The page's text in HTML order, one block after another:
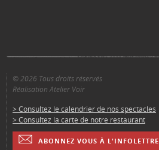
© 2026 Tous droits réservés
Réalisation Atelier Voir
> Consultez le calendrier de nos spectacles
> Consultez la carte de notre restaurant
ABONNEZ VOUS À L'INFOLETTRE